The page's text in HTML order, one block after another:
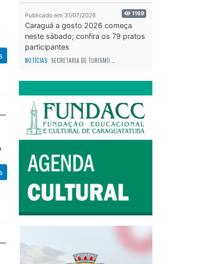
Publicado em 31/07/2026 1169
Caraguá a gosto 2026 começa
neste sábado; confira os 79 pratos
participantes
NOTÍCIAS SECRETARIA DE TURISMO